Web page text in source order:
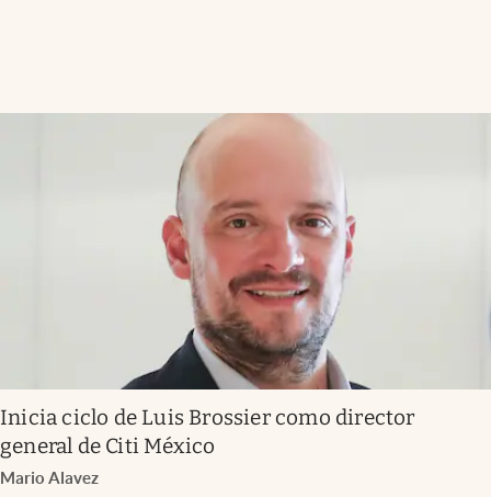
Inicia ciclo de Luis Brossier como director
general de Citi México
Mario Alavez